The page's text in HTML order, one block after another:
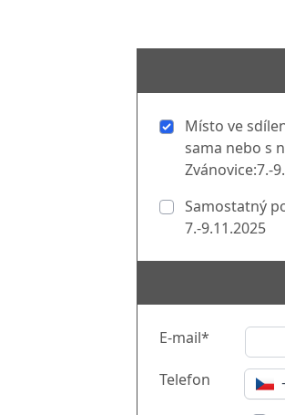
Místo ve
sama nebo s
Zvánovice:7.-
Samostatný
7.-9.11.2025
E-mail*
Telefon